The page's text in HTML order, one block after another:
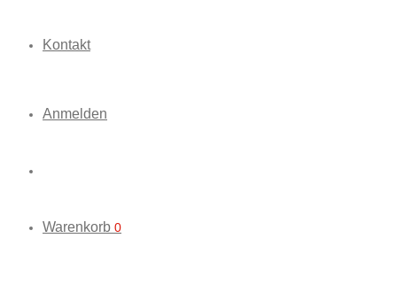
Kontakt
Anmelden
Warenkorb 0